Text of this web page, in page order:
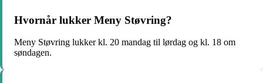
Hvornår lukker Meny Støvring?
Meny Støvring lukker kl. 20 mandag til lørdag og kl. 18 om
søndagen.